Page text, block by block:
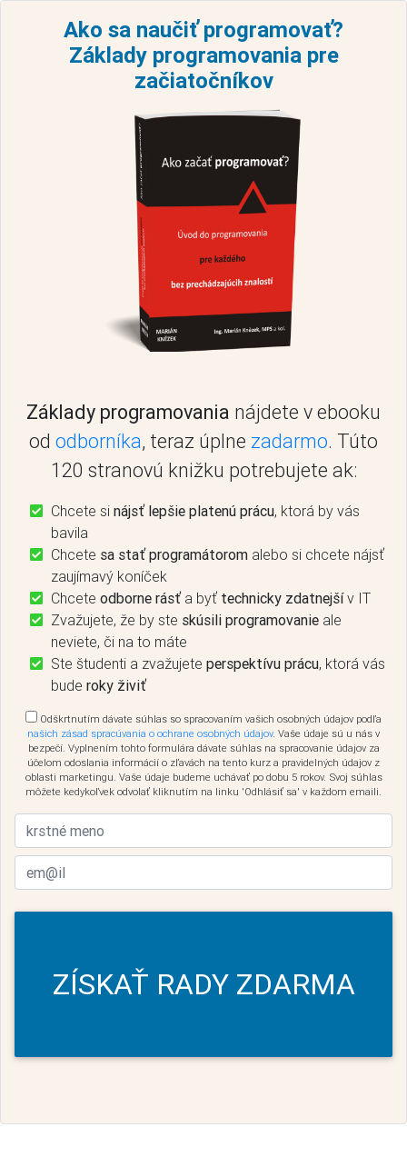
Ako sa naučiť programovať?
Základy programovania pre
začiatočníkov
Základy programovania nájdete v ebooku
od odborníka, teraz úplne zadarmo. Túto
120 stranovú knižku potrebujete ak:
Chcete si nájsť lepšie platenú prácu, ktorá by vás
bavila
Chcete sa stať programátorom alebo si chcete nájsť
zaujímavý koníček
Chcete odborne rásťa byť technicky zdatnejšív IT
Zvažujete, že by ste skúsili programovanie ale
neviete, či na to máte
Ste študenti a zvažujete perspektívu prácu, ktorá vás
bude roky živiť
Odškrtnutím dávate súhlas so spracovaním vašich osobných údajov podľa
našich zásad spracúvania o ochrane osobných údajov. Vaše údaje sú u nás v
bezpečí. Vyplnením tohto formulára dávate súhlas na spracovanie údajov za
účelom odoslania informácií o zľavách na tento kurz a pravidelných údajov z
oblasti marketingu. Vaše údaje budeme uchávať po dobu 5 rokov. Svoj súhlas
môžete kedykoľvek odvolať kliknutím na linku 'Odhlásiť sa' v každom emaili.
ZÍSKAŤ RADY ZDARMA